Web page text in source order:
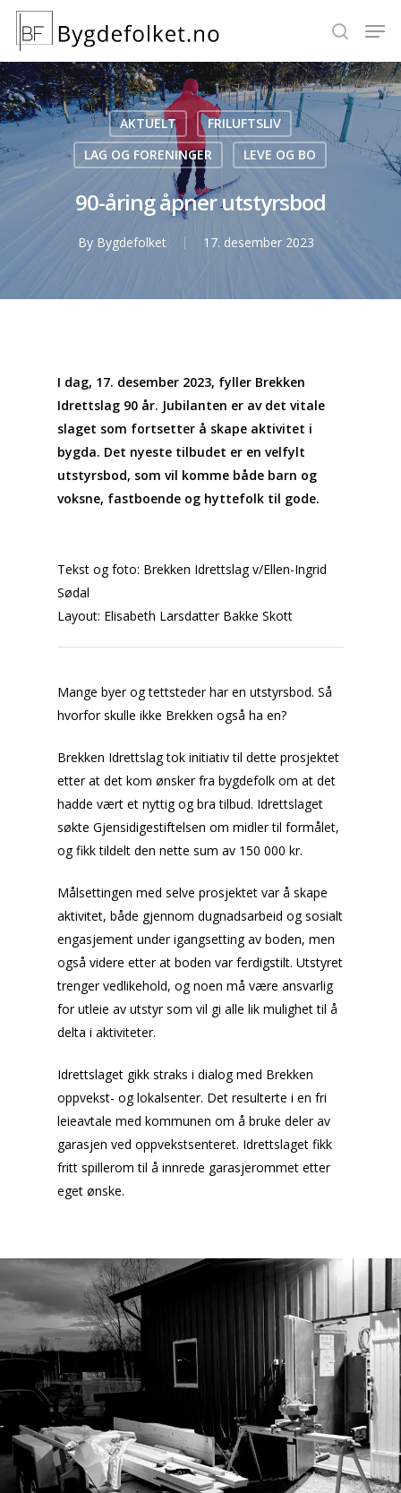
Hit enter to search or ESC to close
AKTUELT
FRILUFTSLIV
LAG OG FORENINGER
LEVE OG BO
90-åring åpner utstyrsbod
By Bygdefolket 17. desember 2023
I dag, 17. desember 2023, fyller Brekken
Idrettslag 90 år. Jubilanten er av det vitale
slaget som fortsetter å skape aktivitet i
bygda. Det nyeste tilbudet er en velfylt
utstyrsbod, som vil komme både barn og
voksne, fastboende og hyttefolk til gode.
Tekst og foto: Brekken Idrettslag v/Ellen-Ingrid
Sødal
Layout: Elisabeth Larsdatter Bakke Skott
Mange byer og tettsteder har en utstyrsbod. Så
hvorfor skulle ikke Brekken også ha en?
Brekken Idrettslag tok initiativ til dette prosjektet
etter at det kom ønsker fra bygdefolk om at det
hadde vært et nyttig og bra tilbud. Idrettslaget
søkte Gjensidigestiftelsen om midler til formålet,
og fikk tildelt den nette sum av 150 000 kr.
Målsettingen med selve prosjektet var å skape
aktivitet, både gjennom dugnadsarbeid og sosialt
engasjement under igangsetting av boden, men
også videre etter at boden var ferdigstilt. Utstyret
trenger vedlikehold, og noen må være ansvarlig
for utleie av utstyr som vil gi alle lik mulighet til å
delta i aktiviteter.
Idrettslaget gikk straks i dialog med Brekken
oppvekst- og lokalsenter. Det resulterte i en fri
leieavtale med kommunen om å bruke deler av
garasjen ved oppvekstsenteret. Idrettslaget fikk
fritt spillerom til å innrede garasjerommet etter
eget ønske.